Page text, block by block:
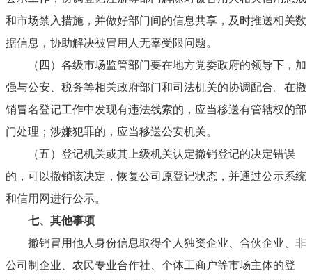
和市场禁入措施，并做好部门间的信息共享，及时推送相关数
据信息，协助解决被冒用人无辜受限问题。
（四） 各级市场监管部门要在地方党委政府的领导下，加
强与公安、税务等相关政府部门和司法机关的协调配合。在撤
销冒名登记工作中发现有违法线索的，应当移送有管辖权的部
门处理；涉嫌犯罪的，应当移送公安机关。
（五） 登记机关或其上级机关认定撤销登记的决定错误
的，可以撤销该决定，恢复公司原登记状态，并通过公示系统
和信用网进行公示。
七、 其他事项
撤销冒用他人身份信息取得个人独资企业、合伙企业、非
公司制企业、农民专业合作社、个体工商户等市场主体的登